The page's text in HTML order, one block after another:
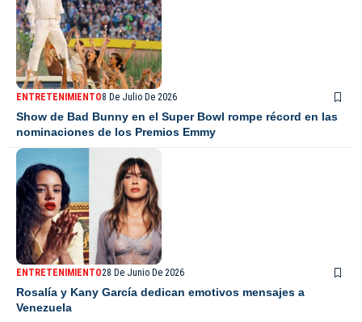
ENTRETENIMIENTO8 De Julio De 2026
Show de Bad Bunny en el Super Bowl rompe récord en las
nominaciones de los Premios Emmy
ENTRETENIMIENTO28 De Junio De 2026
Rosalía y Kany García dedican emotivos mensajes a
Venezuela